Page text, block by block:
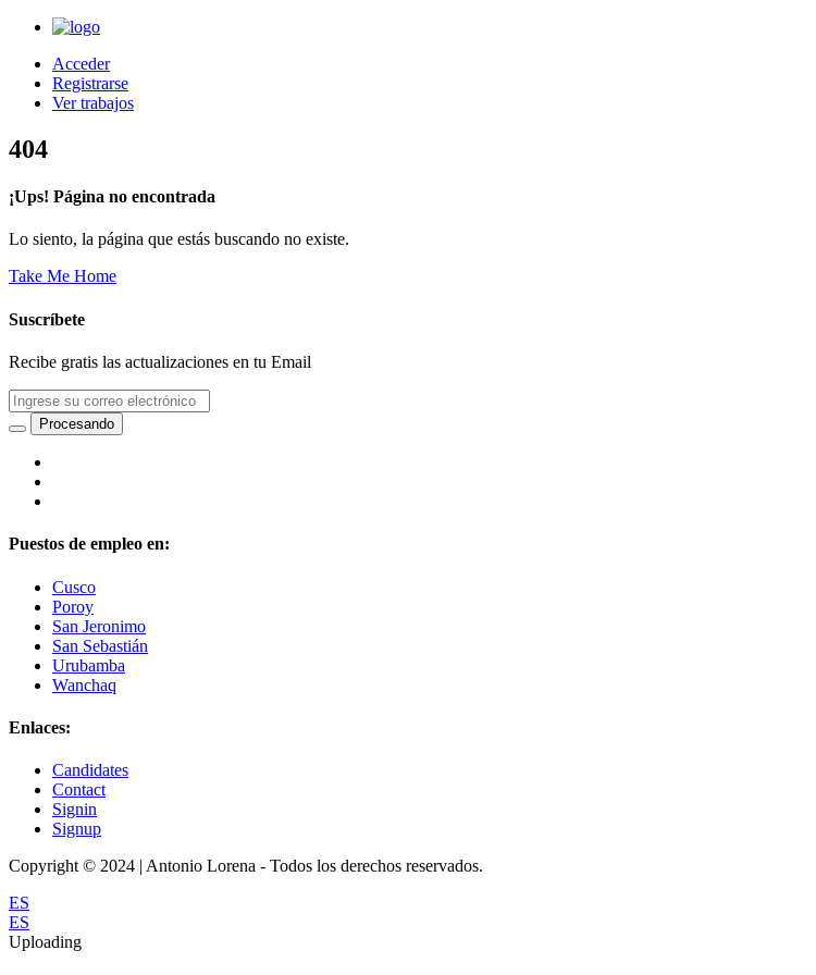
Acceder
Registrarse
Ver trabajos
404
¡Ups! Página no encontrada
Lo siento, la página que estás buscando no existe.
Take Me Home
Suscríbete
Recibe gratis las actualizaciones en tu Email
Puestos de empleo en:
Cusco
Poroy
San Jeronimo
San Sebastián
Urubamba
Wanchaq
Enlaces:
Candidates
Contact
Signin
Signup
Copyright © 2024 | Antonio Lorena - Todos los derechos reservados.
ES
ES
Uploading